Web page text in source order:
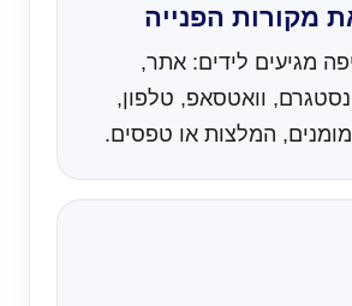
מקורות הפנייה
מגיעים לידים: אתר,
וואטסאפ, טלפון,
המלצות או טפסים.